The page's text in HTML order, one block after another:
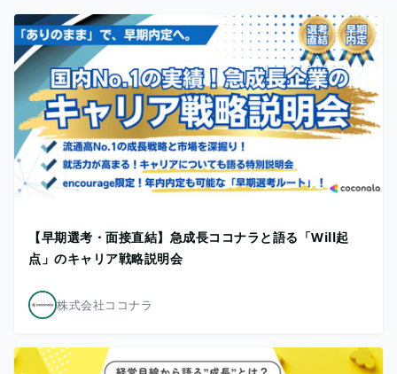
【早期選考・面接直結】急成長ココナラと語る「Will起
点」のキャリア戦略説明会
株式会社ココナラ